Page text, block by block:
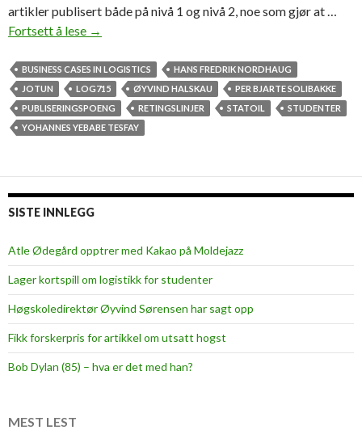
artikler publisert både på nivå 1 og nivå 2, noe som gjør at …
Fortsett å lese V
l
k
o
n
l
r
e
t
u
d
→
BUSINESS CASES IN LOGISTICS
HANS FREDRIK NORDHAUG
JOTUN
LOG715 ØYVIND HALSKAU
PER BJARTE SOLIBAKKE
PUBLISERINGSPOENG
RETINGSLINJER STATOIL
STUDENTER
YOHANNES YEBABE TESFAY
SISTE INNLEGG
Atle Ødegård opptrer med Kakao på Moldejazz
Lager kortspill om logistikk for studenter
Høgskoledirektør Øyvind Sørensen har sagt opp
Fikk forskerpris for artikkel om utsatt hogst
Bob Dylan (85) – hva er det med han?
MEST LEST